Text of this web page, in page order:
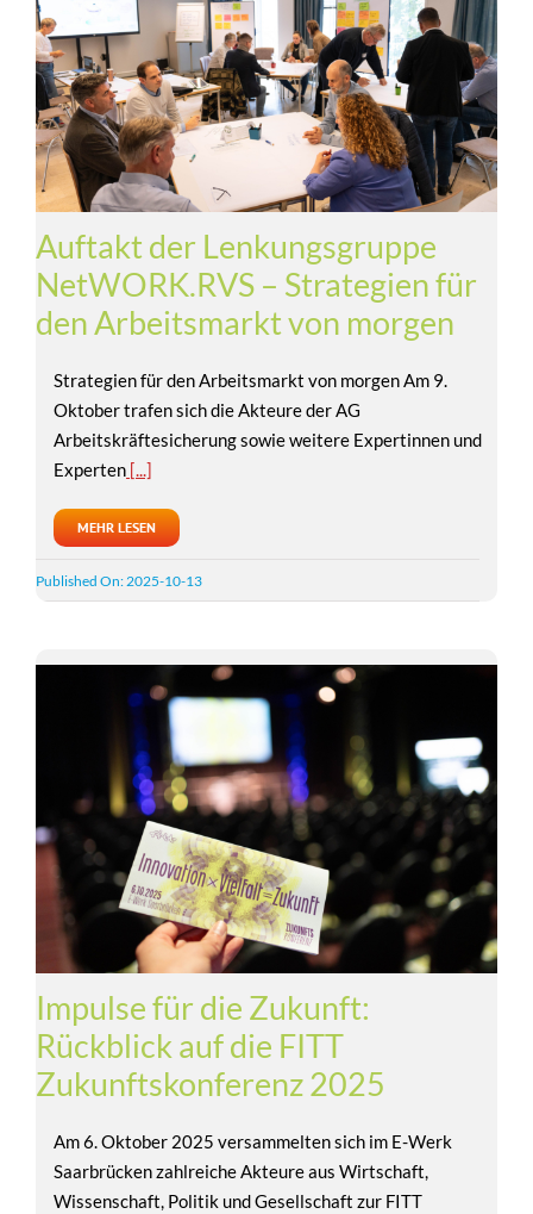
Auftakt der Lenkungsgruppe
NetWORK.RVS – Strategien für
den Arbeitsmarkt von morgen
Strategien für den Arbeitsmarkt von morgen Am 9.
Oktober trafen sich die Akteure der AG
Arbeitskräftesicherung sowie weitere Expertinnen und
Experten[...]
MEHR LESEN
Published On: 2025-10-13
Impulse für die Zukunft:
Rückblick auf die FITT
Zukunftskonferenz 2025
Am 6. Oktober 2025 versammelten sich im E-Werk
Saarbrücken zahlreiche Akteure aus Wirtschaft,
Wissenschaft, Politik und Gesellschaft zur FITT